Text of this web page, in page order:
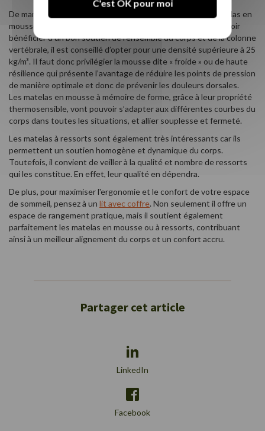
De manière générale, nous avons vu que la qualité d’un matelas en
mousse va être définie par sa densité. Pour être sûr de pouvoir
bénéficier d’un bon soutien de l’ensemble du corps et de la colonne
vertébrale, il est conseillé d’opter pour une densité supérieure à 25
kg/m³. Il faut donc privilégier la mousse dite « froide » ou de haute
résilience qui présente l’avantage de réduire les points de pression
de manière optimale et donc de prévenir les douleurs dorsales.
Les matelas en mousse à mémoire de forme, grâce à leur propriété
thermosensible, vont pouvoir s’adapter aux différentes courbes du
corps dans toutes les situations, et allier souplesse et fermeté.
Les matelas à ressorts sont également très intéressants car ils
permettent un soutien homogène et dynamique du corps.
Toutefois, il convient de veiller à la qualité et nombre de ressorts
qui les constitue. En effet, leur qualité en dépendra.
De plus, pour maximiser l'ergonomie et le confort de votre espace
de sommeil, pensez à un lit avec coffre. Non seulement il offre un
espace de rangement pratique, mais il soutient également
parfaitement les matelas en mousse ou à ressorts, contribuant
ainsi à un meilleur alignement du corps et un confort accru.
Partager cet article
LinkedIn
Facebook
C'est OK pour moi